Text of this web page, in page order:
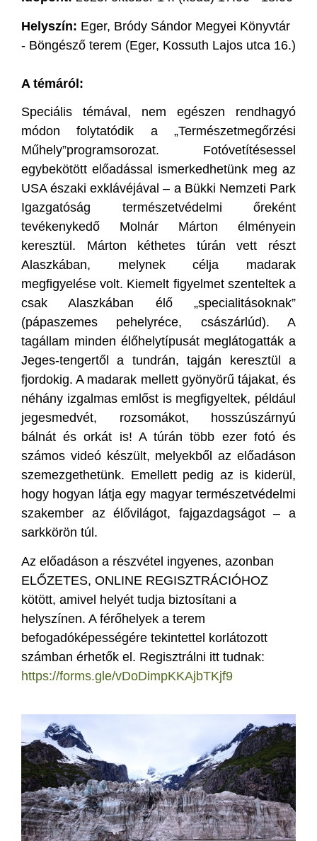
Helyszín: Eger, Bródy Sándor Megyei Könyvtár
- Böngésző terem (Eger, Kossuth Lajos utca 16.)
A témáról:
Speciális témával, nem egészen rendhagyó
módon folytatódik a „Természetmegőrzési
Műhely”programsorozat. Fotóvetítésessel
egybekötött előadással ismerkedhetünk meg az
USA északi exklávéjával – a Bükki Nemzeti Park
Igazgatóság természetvédelmi őreként
tevékenykedő Molnár Márton élményein
keresztül. Márton kéthetes túrán vett részt
Alaszkában, melynek célja madarak
megfigyelése volt. Kiemelt figyelmet szenteltek a
csak Alaszkában élő „specialitásoknak”
(pápaszemes pehelyréce, császárlúd). A
tagállam minden élőhelytípusát meglátogatták a
Jeges-tengertől a tundrán, tajgán keresztül a
fjordokig. A madarak mellett gyönyörű tájakat, és
néhány izgalmas emlőst is megfigyeltek, például
jegesmedvét, rozsomákot, hosszúszárnyú
bálnát és orkát is! A túrán több ezer fotó és
számos videó készült, melyekből az előadáson
szemezgethetünk. Emellett pedig az is kiderül,
hogy hogyan látja egy magyar természetvédelmi
szakember az élővilágot, fajgazdagságot – a
sarkkörön túl.
Az előadáson a részvétel ingyenes, azonban
ELŐZETES, ONLINE REGISZTRÁCIÓHOZ
kötött, amivel helyét tudja biztosítani a
helyszínen. A férőhelyek a terem
befogadóképességére tekintettel korlátozott
számban érhetők el. Regisztrálni itt tudnak:
https://forms.gle/vDoDimpKKAjbTKjf9